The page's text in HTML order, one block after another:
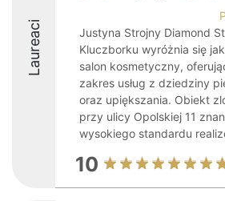
Laureaci
Justyna Strojny Diamond
Kluczborku wyróżnia się
salon kosmetyczny,
zakres usług z dziedziny
oraz upiększania. Obiekt
przy ulicy Opolskiej 11
wysokiego standardu
10